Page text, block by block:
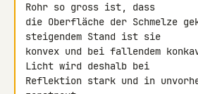
Rohr so gross ist, dass
die Oberfläche der Schmelze
steigendem Stand ist sie
konvex und bei fallendem
Licht wird deshalb bei
Reflektion stark und in